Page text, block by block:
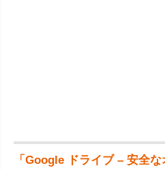
「Google ドライブ – 安全